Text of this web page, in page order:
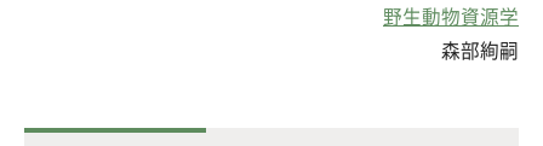
野生動物資源学
森部絢嗣